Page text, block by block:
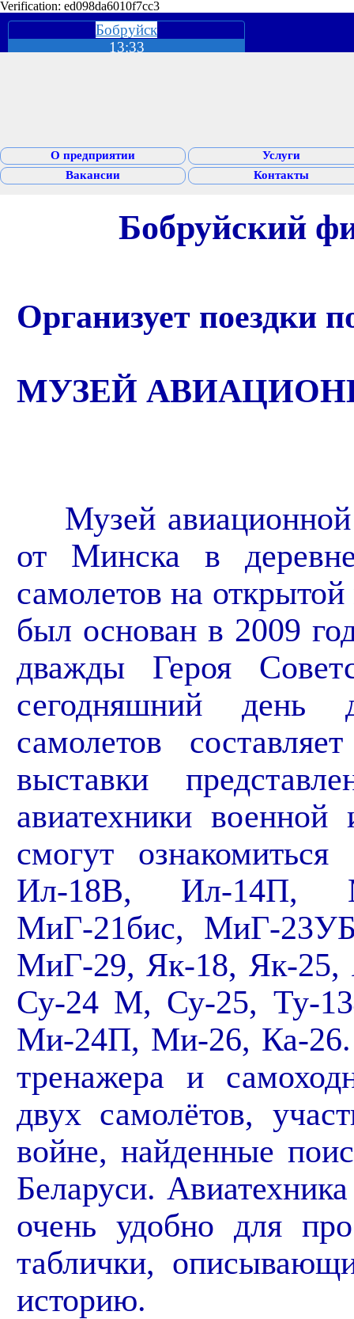
Verification: ed098da6010f7cc3
О предприятии
Услуги
Вакансии
Контакты
Бобруйск
13:33
Бобруйский
Организует поездки
МУЗЕЙ
Музей авиационной
от Минска в
самолетов на
был основан в 2009
дважды Героя
сегодняшний день
самолетов
выставки
авиатехники
смогут
Ил-18В, Ил-14П,
МиГ-21бис, МиГ-
МиГ-29, Як-18, Як-
Су-24 М, Су-25, Ту-
Ми-24П, Ми-26, Ка-26.
тренажера и
двух самолётов,
войне, найденные
Беларуси.
очень удобно для
таблички,
историю.